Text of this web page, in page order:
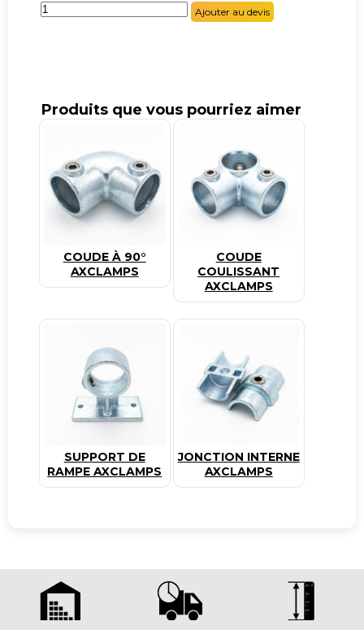
quantité
de
Ajouter au devis
Produits que vous pourriez aimer
COUDE À 90°
AXCLAMPS
COUDE
COULISSANT
AXCLAMPS
SUPPORT DE
RAMPE AXCLAMPS
JONCTION INTERNE
AXCLAMPS